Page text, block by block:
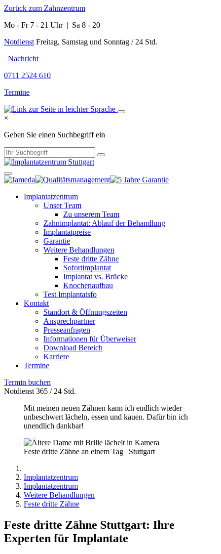
Zurück zum Zahnzentrum
Mo - Fr 7 - 21 Uhr | Sa 8 - 20
Notdienst Freitag, Samstag und Sonntag / 24 Std.
Nachricht
0711 2524 610
Termine
×
Geben Sie einen Suchbegriff ein
Implantatzentrum
Unser Team
Zu unserem Team
Zahnimplantat: Ablauf der Behandlung
Implantatpreise
Garantie
Weitere Behandlungen
Feste dritte Zähne
Sofortimplantat
Implantat vs. Brücke
Knochenaufbau
Test Implantatsfo
Kontakt
Standort & Öffnungszeiten
Ansprechpartner
Presseanfragen
Informationen für Überweiser
Download Bereich
Karriere
Termine
Termin buchen
Notdienst 365 / 24 Std.
Mit meinen neuen Zähnen kann ich endlich wieder
unbeschwert lächeln, essen und kauen. Dafür bin ich
unendlich dankbar!
Feste dritte Zähne an einem Tag | Stuttgart
Implantatzentrum
Implantatzentrum
Weitere Behandlungen
Feste dritte Zähne
Feste dritte Zähne Stuttgart: Ihre
Experten für Implantate